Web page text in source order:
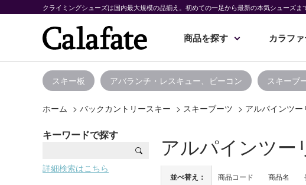
クライミングシューズは国内最大規模の品揃え。初めての一足から最新の本気シューズま
商品を探す カラフ
スキー板 アバランチ・レスキュー、ビーコン スキーブ
ホーム > バックカントリースキー > スキーブーツ > アルパインツー
キーワードで探す
詳細検索はこちら
アルパインツー
並べ替え： 商品コード 商品名